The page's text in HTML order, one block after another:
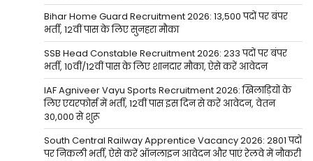
Bihar Home Guard Recruitment 2026: 13,500 पदों पर बंपर
भर्ती, 12वीं पास के लिए सुनहरा मौका
SSB Head Constable Recruitment 2026: 233 पदों पर बंपर
भर्ती, 10वीं/12वीं पास के लिए शानदार मौका, ऐसे करें आवेदन
IAF Agniveer Vayu Sports Recruitment 2026: खिलाड़ियों के
लिए एयरफोर्स में भर्ती, 12वीं पास इस दिन से करें आवेदन, वेतन
30,000 से शुरू
South Central Railway Apprentice Vacancy 2026: 2801 पदों
पर निकली भर्ती, ऐसे करें ऑनलाइन आवेदन और पाएं रेलवे में नौकरी